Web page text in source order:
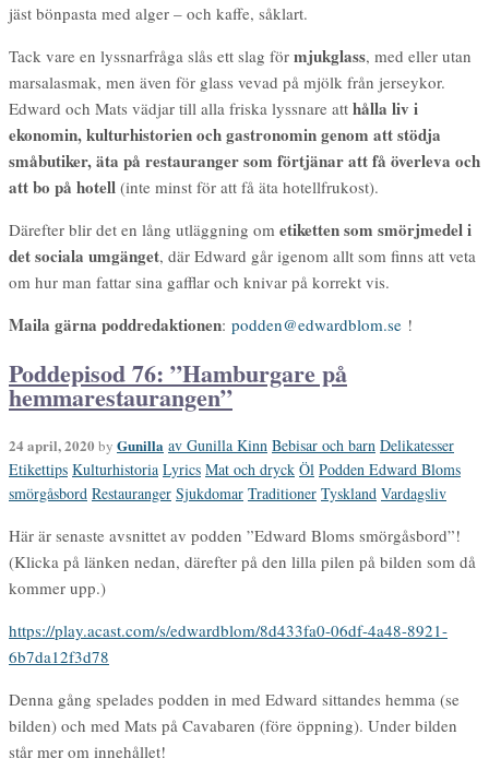
jäst bönpasta med alger – och kaffe, såklart.
Tack vare en lyssnarfråga slås ett slag för mjukglass, med eller utan
marsalasmak, men även för glass vevad på mjölk från jerseykor.
Edward och Mats vädjar till alla friska lyssnare att hålla liv i
ekonomin, kulturhistorien och gastronomin genom att stödja
småbutiker, äta på restauranger som förtjänar att få överleva och
att bo på hotell (inte minst för att få äta hotellfrukost).
Därefter blir det en lång utläggning om etiketten som smörjmedel i
det sociala umgänget, där Edward går igenom allt som finns att veta
om hur man fattar sina gafflar och knivar på korrekt vis.
Maila gärna poddredaktionen: podden@edwardblom.se !
Poddepisod 76: ”Hamburgare på
hemmarestaurangen”
24 april, 2020 by Gunilla av Gunilla Kinn Bebisar och barn Delikatesser
Etikettips Kulturhistoria Lyrics Mat och dryck Öl Podden Edward Bloms
smörgåsbord Restauranger Sjukdomar Traditioner Tyskland Vardagsliv
Här är senaste avsnittet av podden ”Edward Bloms smörgåsbord”!
(Klicka på länken nedan, därefter på den lilla pilen på bilden som då
kommer upp.)
https://play.acast.com/s/edwardblom/8d433fa0-06df-4a48-8921-
6b7da12f3d78
Denna gång spelades podden in med Edward sittandes hemma (se
bilden) och med Mats på Cavabaren (före öppning). Under bilden
står mer om innehållet!